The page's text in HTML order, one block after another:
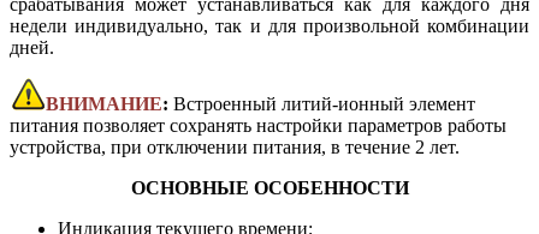
недели индивидуально, так и для произвольной комбинации
дней.
ВНИМАНИЕ: Встроенный литий-ионный элемент
питания позволяет сохранять настройки параметров работы
устройства, при отключении питания, в течение 2 лет.
ОСНОВНЫЕ ОСОБЕННОСТИ
Индикация текущего времени;